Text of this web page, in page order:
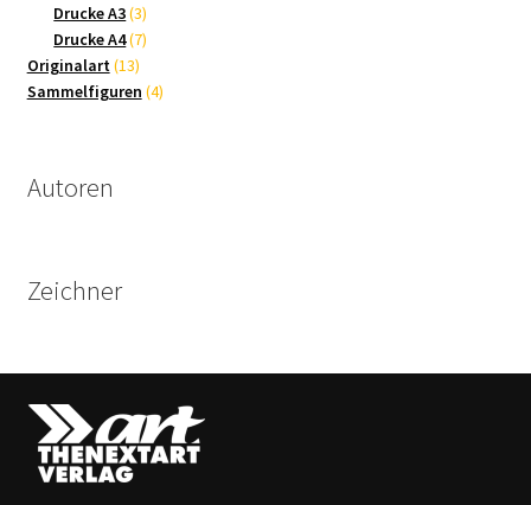
Drucke A3 33
Produkte
Drucke A4 77
Originalart 1313
Produkte
Sammelfiguren 44
Autoren
Zeichner